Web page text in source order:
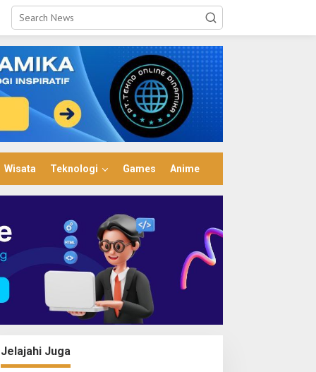
Wisata Teknologi Games Anime
Jelajahi Juga